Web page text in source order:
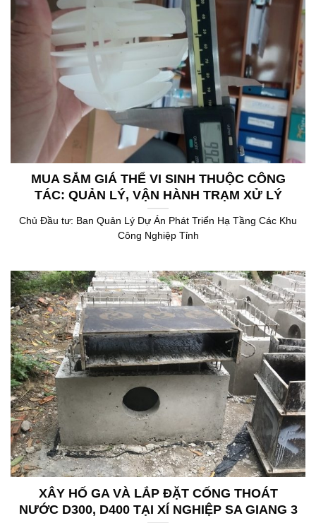
MUA SẮM GIÁ THỂ VI SINH THUỘC CÔNG
TÁC: QUẢN LÝ, VẬN HÀNH TRẠM XỬ LÝ
NƯỚC THẢI
Chủ Đầu tư: Ban Quản Lý Dự Án Phát Triển Hạ Tầng Các Khu
Công Nghiệp Tỉnh
XÂY HỐ GA VÀ LẮP ĐẶT CỐNG THOÁT
NƯỚC D300, D400 TẠI XÍ NGHIỆP SA GIANG 3